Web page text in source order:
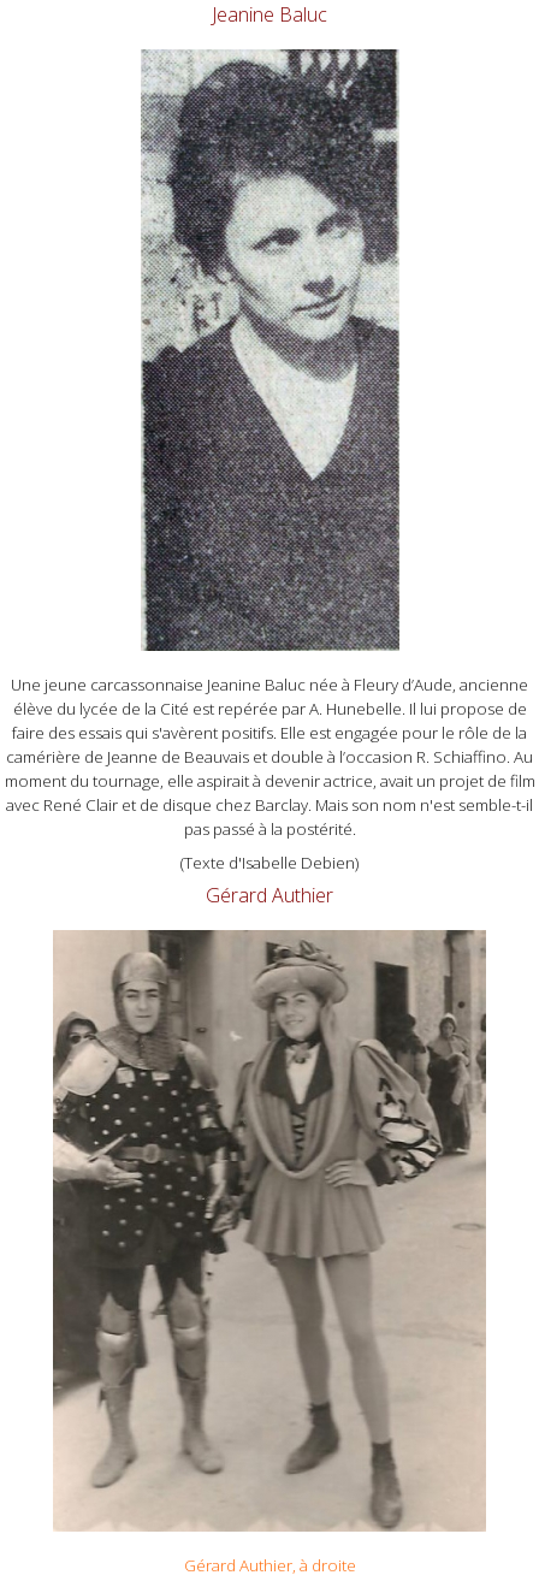
Jeanine Baluc
Une jeune carcassonnaise Jeanine Baluc née à Fleury d’Aude, ancienne
élève du lycée de la Cité est repérée par A. Hunebelle. Il lui propose de
faire des essais qui s'avèrent positifs. Elle est engagée pour le rôle de la
camérière de Jeanne de Beauvais et double à l’occasion R. Schiaffino. Au
moment du tournage, elle aspirait à devenir actrice, avait un projet de film
avec René Clair et de disque chez Barclay. Mais son nom n'est semble-t-il
pas passé à la postérité.
(Texte d'Isabelle Debien)
Gérard Authier
Gérard Authier, à droite